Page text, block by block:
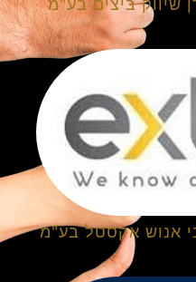
שיווק ביצים בע"מ
אנוש אקסטל בע"מ